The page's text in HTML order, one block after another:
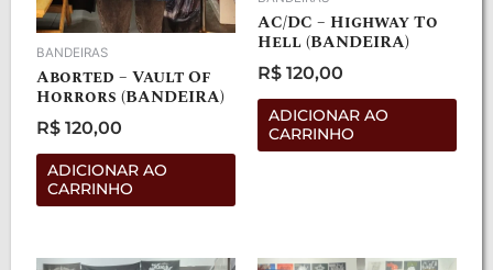
BANDEIRAS
Aborted – Vault Of
Horrors (BANDEIRA)
Avaliação
0
R$ 120,00
ADICIONAR AO
CARRINHO
AC/DC – Highway To
Hell (BANDEIRA)
Avaliação
0
R$ 120,00
ADICIONAR AO
CARRINHO